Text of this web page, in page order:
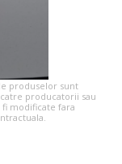
produselor sunt
producatorii sau
modificate fara